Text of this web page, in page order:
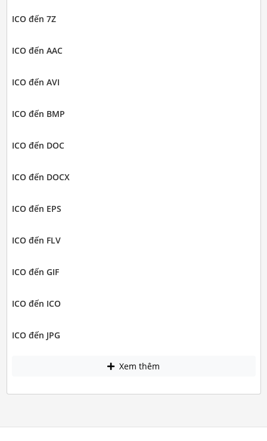
ICO đến 7Z
ICO đến AAC
ICO đến AVI
ICO đến BMP
ICO đến DOC
ICO đến DOCX
ICO đến EPS
ICO đến FLV
ICO đến GIF
ICO đến ICO
ICO đến JPG
Xem thêm